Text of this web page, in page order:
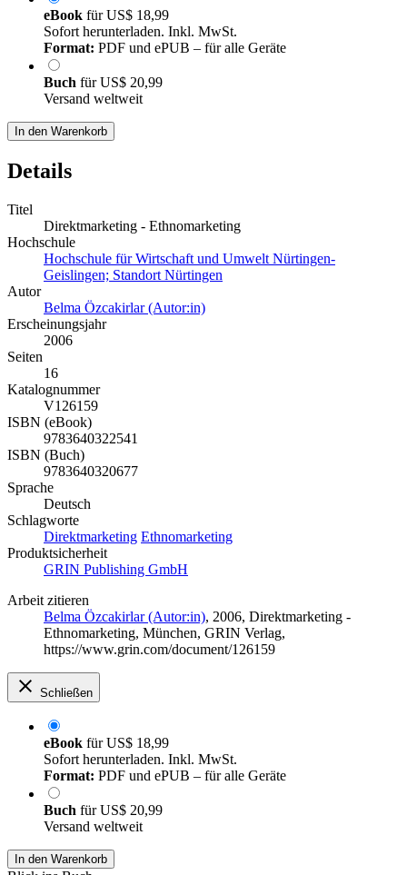
eBook fürUS$ 18,99
Sofort herunterladen. Inkl. MwSt.
Format: PDF und ePUB – für alle Geräte
Buch fürUS$ 20,99
Versand weltweit
In den Warenkorb
Details
Titel
Direktmarketing - Ethnomarketing
Hochschule
Hochschule für Wirtschaft und Umwelt Nürtingen-
Geislingen; Standort Nürtingen
Autor
Belma Özcakirlar (Autor:in)
Erscheinungsjahr
2006
Seiten
16
Katalognummer
V126159
ISBN (eBook)
9783640322541
ISBN (Buch)
9783640320677
Sprache
Deutsch
Schlagworte
Direktmarketing Ethnomarketing
Produktsicherheit
GRIN Publishing GmbH
Arbeit zitieren
Belma Özcakirlar (Autor:in), 2006, Direktmarketing -
Ethnomarketing, München, GRIN Verlag,
https://www.grin.com/document/126159
Schließen
eBook fürUS$ 18,99
Sofort herunterladen. Inkl. MwSt.
Format: PDF und ePUB – für alle Geräte
Buch fürUS$ 20,99
Versand weltweit
In den Warenkorb